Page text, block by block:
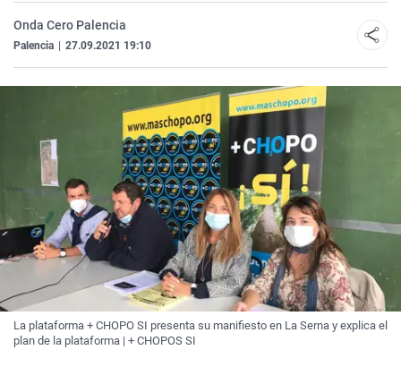
Onda Cero Palencia
Palencia 27.09.2021 19:10
La plataforma + CHOPO SI presenta su manifiesto en La Serna y explica el
plan de la plataforma | + CHOPOS SI